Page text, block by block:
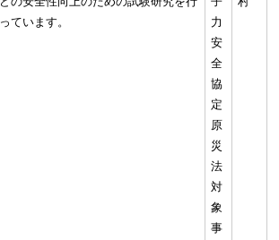
っています。
力
安
全
協
定
原
災
法
対
象
事